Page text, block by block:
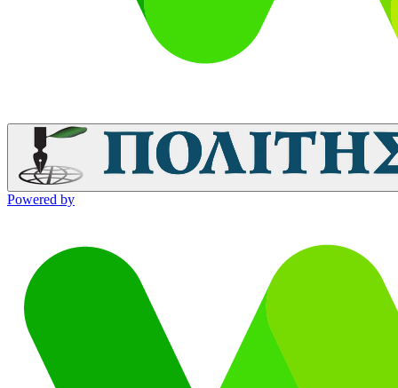
Powered by